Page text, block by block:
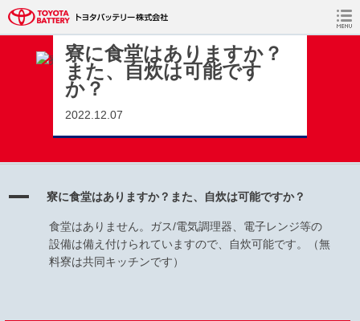
静岡（大森・境宿・新居工場）期間社員採用情報 TOP
寮・
生活について> 寮に食堂はありますか？また、自炊は可能ですか？
寮に食堂はありますか？
また、自炊は可能です
か？
2022.12.07
A 寮に食堂はありますか？また、自炊は可能ですか？
食堂はありません。ガス/電気調理器、電子レンジ等の
設備は備え付けられていますので、自炊可能です。（無
料寮は共同キッチンです）